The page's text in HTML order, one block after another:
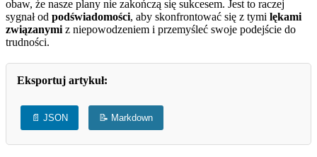
obaw, że nasze plany nie zakończą się sukcesem. Jest to raczej
sygnał od podświadomości, aby skonfrontować się z tymi lękami
związanymi z niepowodzeniem i przemyśleć swoje podejście do
trudności.
Eksportuj artykuł:
📄 JSON 📝 Markdown